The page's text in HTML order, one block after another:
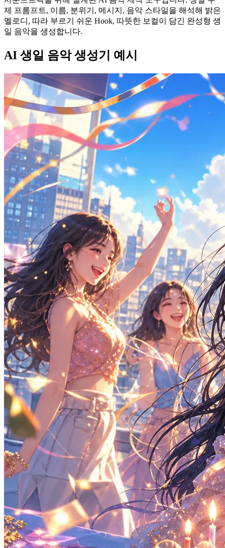
제 프롬프트, 이름, 분위기, 메시지, 음악 스타일을 해석해 밝은
멜로디, 따라 부르기 쉬운 Hook, 따뜻한 보컬이 담긴 완성형 생
일 음악을 생성합니다.
AI 생일 음악 생성기 예시